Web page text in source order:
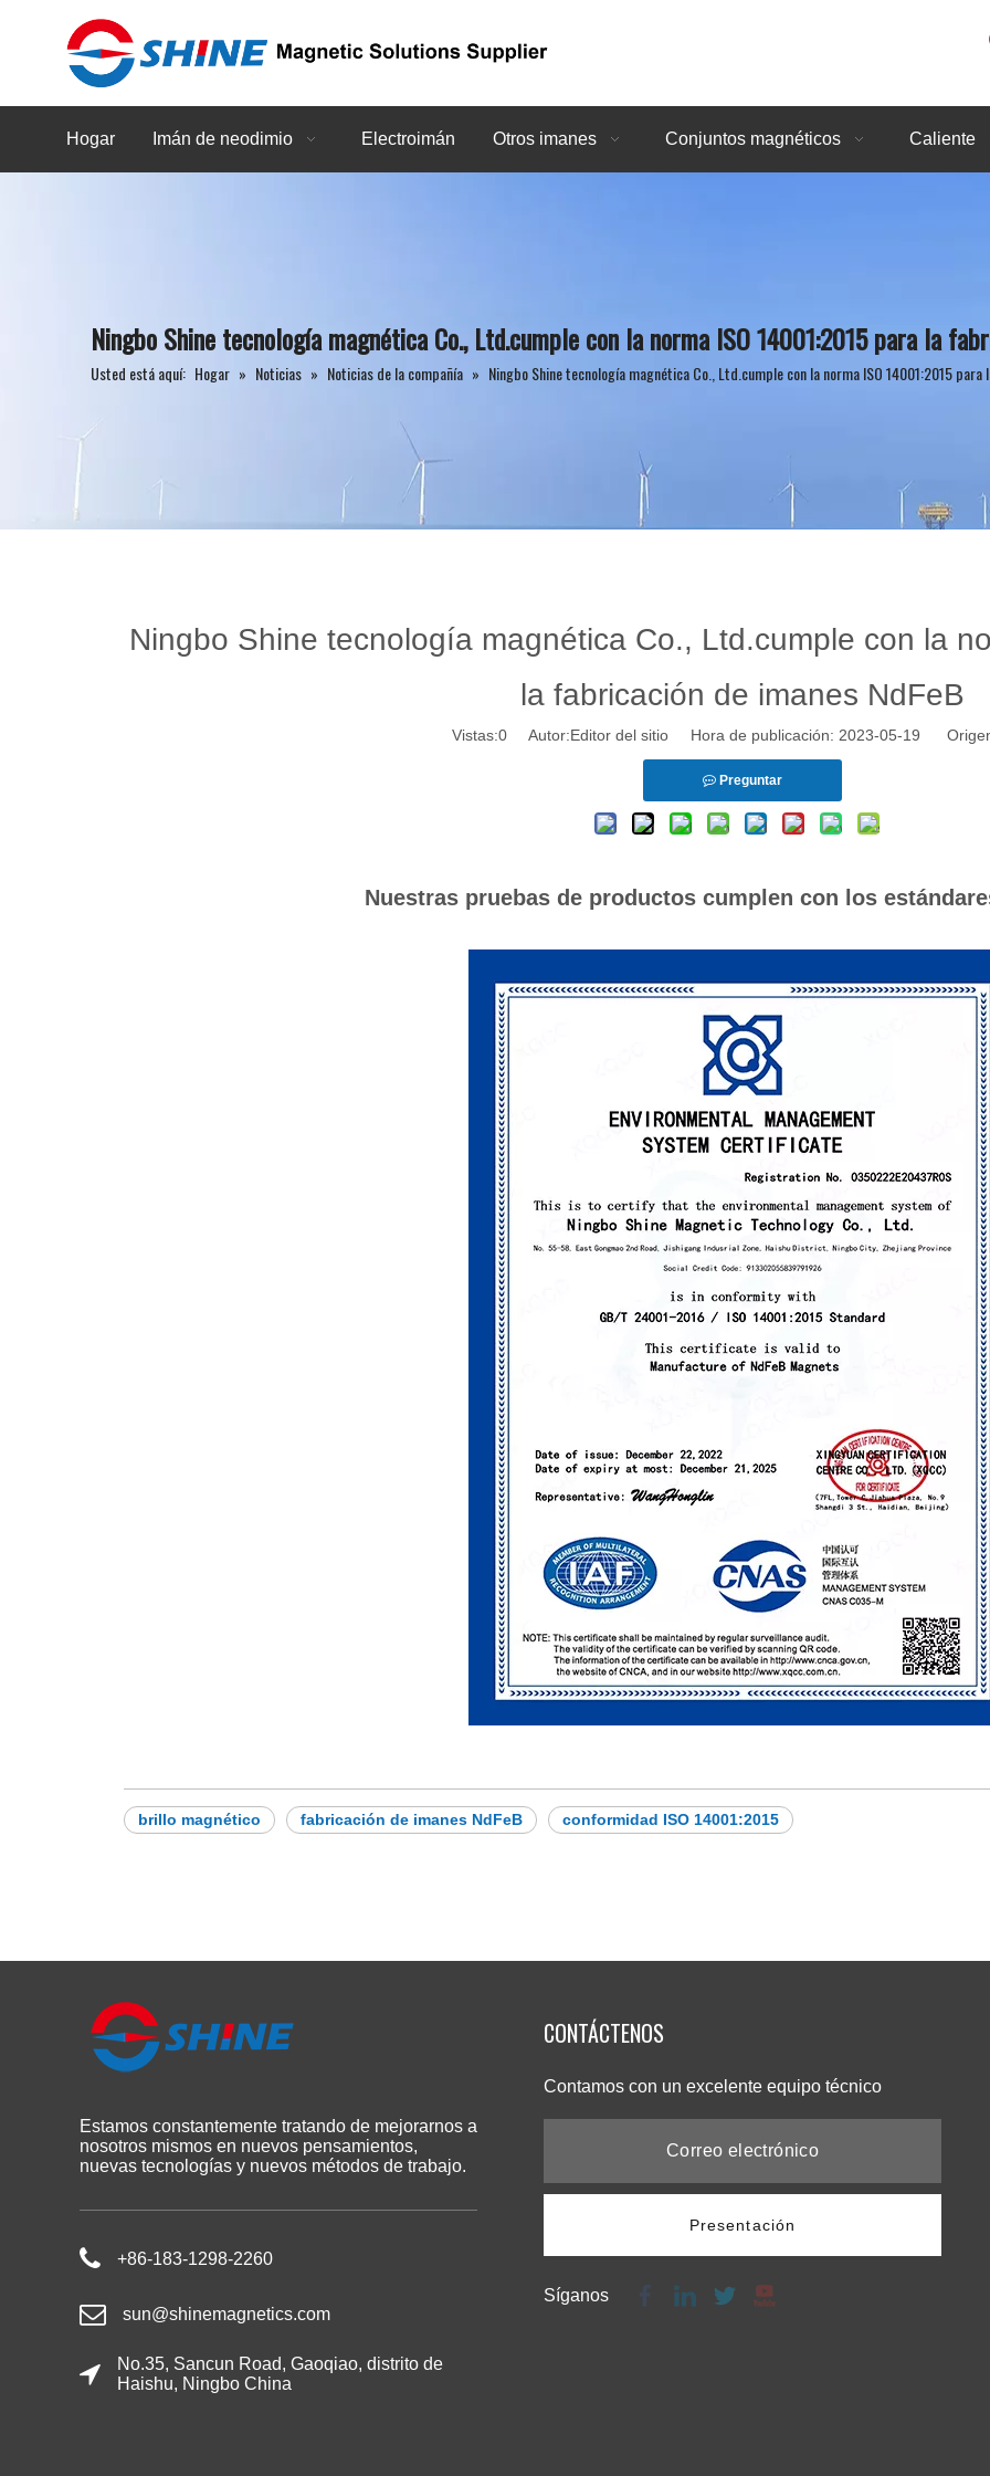
Hogar Imán de neodimio Electroimán Otros imanes Conjuntos magnéticos Caliente
Ningbo Shine tecnología magnética Co., Ltd.cumple con la norma ISO 14001:2015 para la
Usted está aquí: Hogar » Noticias » Noticias de la compañía » Ningbo Shine tecnología magnética Co., Ltd.cumple con la norma ISO 14001:2015
Ningbo Shine tecnología magnética Co., Ltd.cumple con la
la fabricación de imanes NdFeB
Vistas:0 Autor:Editor del sitio Hora de publicación: 2023-05-19
Preguntar
Nuestras pruebas de productos cumplen con los
brillo magnético fabricación de imanes NdFeB conformidad ISO 14001:2015
Estamos constantemente tratando de mejorarnos a
nosotros mismos en nuevos pensamientos,
nuevas tecnologías y nuevos métodos de trabajo.
+86-183-1298-2260
sun@shinemagnetics.com
No.35, Sancun Road, Gaoqiao, distrito de
Haishu, Ningbo China
CONTÁCTENOS
Contamos con un excelente equipo técnico
Presentación
Síganos